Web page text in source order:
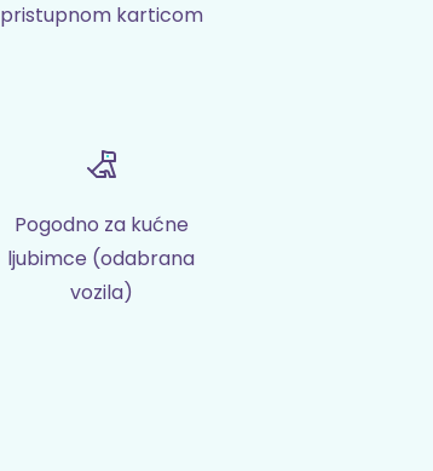
pristupnom karticom
Pogodno za kućne
ljubimce (odabrana
vozila)